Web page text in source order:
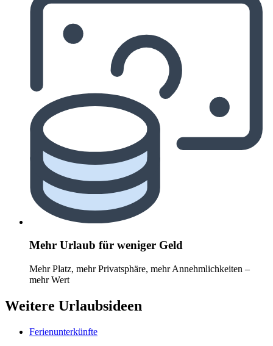
Mehr Urlaub für weniger Geld
Mehr Platz, mehr Privatsphäre, mehr Annehmlichkeiten –
mehr Wert
Weitere Urlaubsideen
Ferienunterkünfte